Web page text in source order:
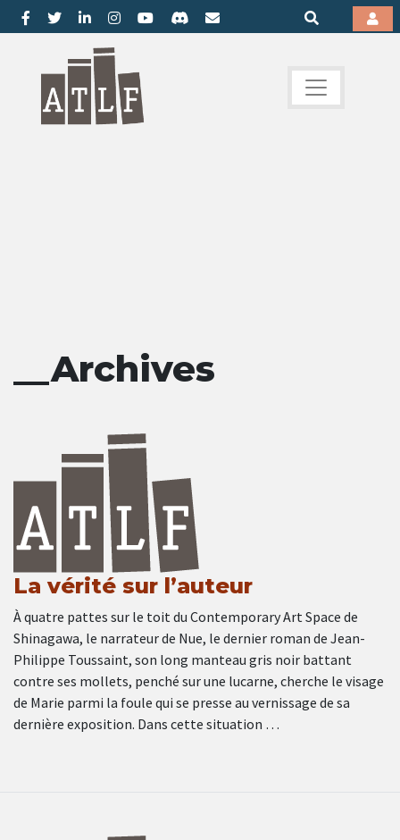
__Archives
La vérité sur l’auteur
À quatre pattes sur le toit du Contemporary Art Space de
Shinagawa, le narrateur de Nue, le dernier roman de Jean-
Philippe Toussaint, son long manteau gris noir battant
contre ses mollets, penché sur une lucarne, cherche le visage
de Marie parmi la foule qui se presse au vernissage de sa
dernière exposition. Dans cette situation …